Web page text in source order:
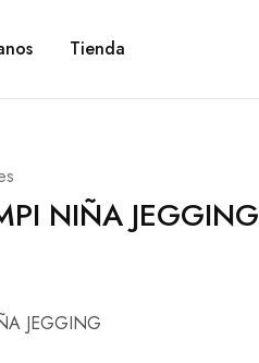
Tienda
NIÑA JEGGING
JEGGING